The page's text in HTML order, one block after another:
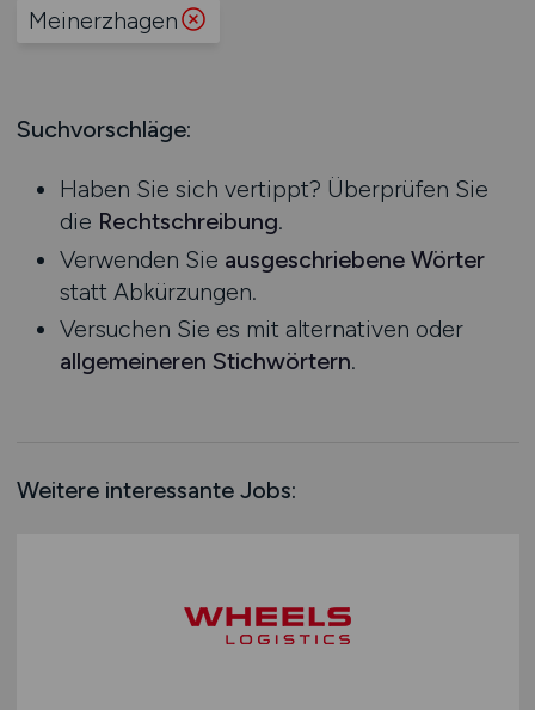
Prozessplanung / Steuerung
Supply Chain Management
Vertrieb / Verkauf / Handel
Zoll / Behörden
Sonstige
Praktikum
Hessen
Nordrhein-Westfalen
Saarland
Sachsen
Sachsen-Anhalt
Schleswig-Holstein
Thüringen
Deutschlandweit
Europa
Meinerzhagen
Suchvorschläge:
Haben Sie sich vertippt? Überprüfen Sie
die Rechtschreibung.
Verwenden Sie ausgeschriebene Wörter
statt Abkürzungen.
Versuchen Sie es mit alternativen oder
allgemeineren Stichwörtern.
Weitere interessante Jobs: